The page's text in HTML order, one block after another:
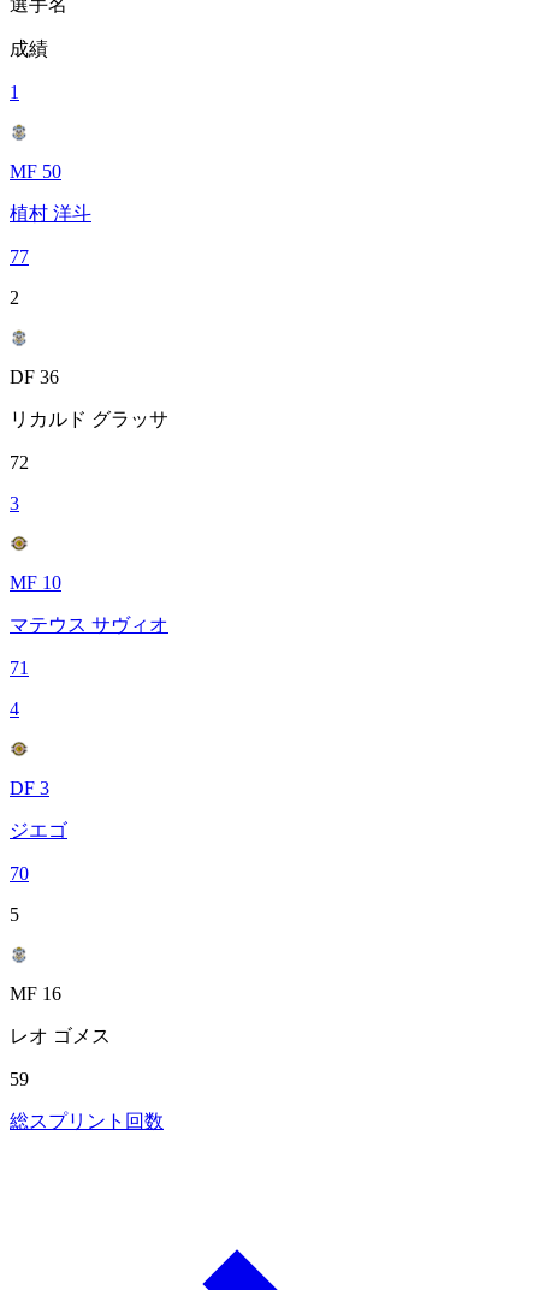
選手名
成績
1
MF 50
植村 洋斗
77
2
DF 36
リカルド グラッサ
72
3
MF 10
マテウス サヴィオ
71
4
DF 3
ジエゴ
70
5
MF 16
レオ ゴメス
59
総スプリント回数